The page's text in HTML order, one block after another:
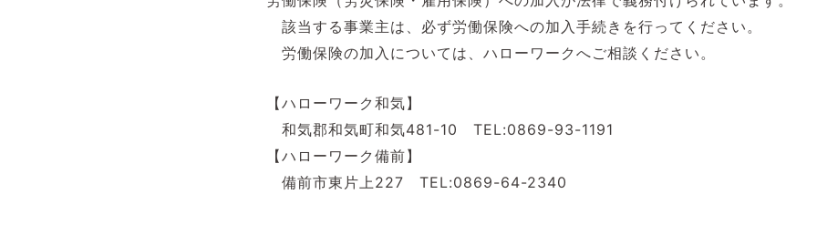
該当する事業主は、必ず労働保険への加入手続きを行ってください。
労働保険の加入については、ハローワークへご相談ください。
【ハローワーク和気】
和気郡和気町和気481-10 TEL:0869-93-1191
【ハローワーク備前】
備前市東片上227 TEL:0869-64-2340